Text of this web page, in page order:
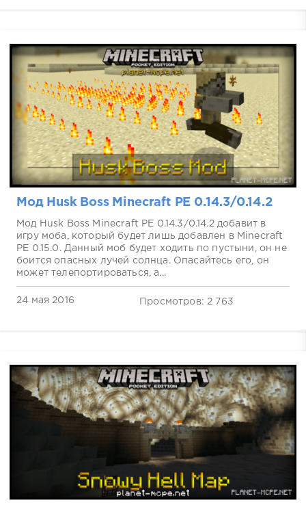
Мод Husk Boss Minecraft PE 0.14.3/0.14.2
Мод Husk Boss Minecraft PE 0.14.3/0.14.2 добавит в
игру моба, который будет лишь добавлен в Minecraft
PE 0.15.0. Данный моб будет ходить по пустыни, он не
боится опасных лучей солнца. Опасайтесь его, он
может телепортироваться, а...
24 мая 2016 Просмотров: 2 763